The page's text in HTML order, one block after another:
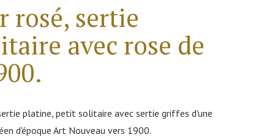
rosé, sertie
avec rose de
platine, petit solitaire avec sertie griffes d'une
d'époque Art Nouveau vers 1900.